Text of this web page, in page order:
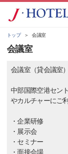
トップ 会議室
会議室
会議室（貸会議室
中部国際空港セン
やカルチャーにご
・企業研修
・展示会
・セミナー
・面接会場